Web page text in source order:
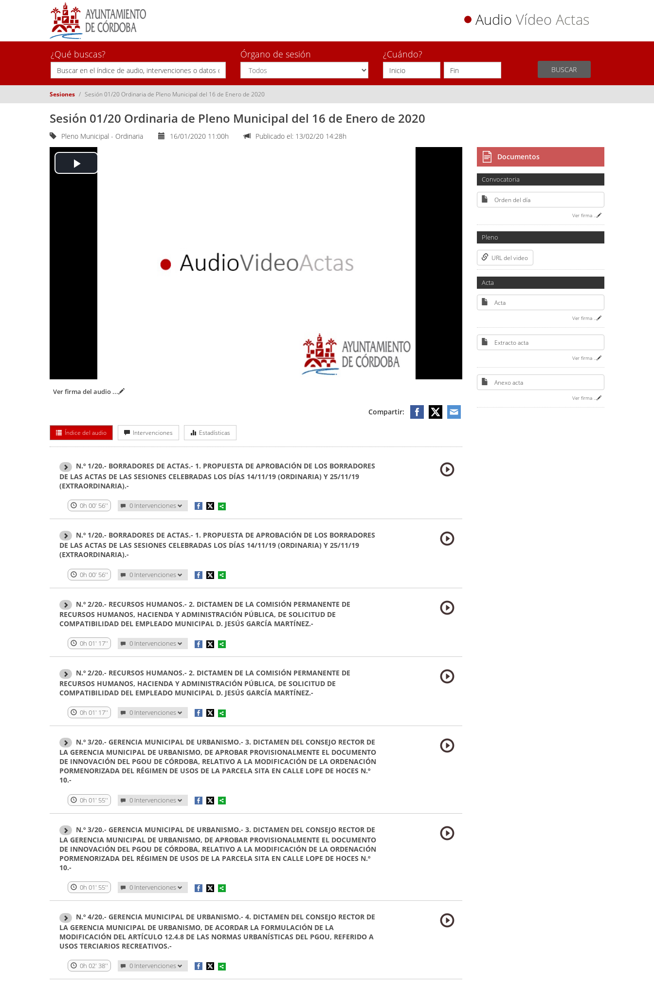
Audio Vídeo Actas
¿Qué buscas? Órgano de sesión ¿Cuándo?
BUSCAR
Sesiones Sesión 01/20 Ordinaria de Pleno Municipal del 16 de Enero de 2020
Sesión 01/20 Ordinaria de Pleno Municipal del 16 de Enero de 2020
Pleno Municipal - Ordinaria 16/01/2020 11:00h Publicado el: 13/02/20 14:28h
Play
Ver firma del audio ...
Compartir:
Índice del audio Intervenciones Estadísticas
N.º 1/20.- BORRADORES DE ACTAS.- 1. PROPUESTA DE APROBACIÓN DE LOS BORRADORES
DE LAS ACTAS DE LAS SESIONES CELEBRADAS LOS DÍAS 14/11/19 (ORDINARIA) Y 25/11/19
(EXTRAORDINARIA).-
0h 00' 56'' 0 Intervenciones
N.º 1/20.- BORRADORES DE ACTAS.- 1. PROPUESTA DE APROBACIÓN DE LOS BORRADORES
DE LAS ACTAS DE LAS SESIONES CELEBRADAS LOS DÍAS 14/11/19 (ORDINARIA) Y 25/11/19
(EXTRAORDINARIA).-
0h 00' 56'' 0 Intervenciones
N.º 2/20.- RECURSOS HUMANOS.- 2. DICTAMEN DE LA COMISIÓN PERMANENTE DE
RECURSOS HUMANOS, HACIENDA Y ADMINISTRACIÓN PÚBLICA, DE SOLICITUD DE
COMPATIBILIDAD DEL EMPLEADO MUNICIPAL D. JESÚS GARCÍA MARTÍNEZ.-
0h 01' 17'' 0 Intervenciones
N.º 2/20.- RECURSOS HUMANOS.- 2. DICTAMEN DE LA COMISIÓN PERMANENTE DE
RECURSOS HUMANOS, HACIENDA Y ADMINISTRACIÓN PÚBLICA, DE SOLICITUD DE
COMPATIBILIDAD DEL EMPLEADO MUNICIPAL D. JESÚS GARCÍA MARTÍNEZ.-
0h 01' 17'' 0 Intervenciones
N.º 3/20.- GERENCIA MUNICIPAL DE URBANISMO.- 3. DICTAMEN DEL CONSEJO RECTOR DE
LA GERENCIA MUNICIPAL DE URBANISMO, DE APROBAR PROVISIONALMENTE EL DOCUMENTO
DE INNOVACIÓN DEL PGOU DE CÓRDOBA, RELATIVO A LA MODIFICACIÓN DE LA ORDENACIÓN
PORMENORIZADA DEL RÉGIMEN DE USOS DE LA PARCELA SITA EN CALLE LOPE DE HOCES N.º
10.-
0h 01' 55'' 0 Intervenciones
N.º 3/20.- GERENCIA MUNICIPAL DE URBANISMO.- 3. DICTAMEN DEL CONSEJO RECTOR DE
LA GERENCIA MUNICIPAL DE URBANISMO, DE APROBAR PROVISIONALMENTE EL DOCUMENTO
DE INNOVACIÓN DEL PGOU DE CÓRDOBA, RELATIVO A LA MODIFICACIÓN DE LA ORDENACIÓN
PORMENORIZADA DEL RÉGIMEN DE USOS DE LA PARCELA SITA EN CALLE LOPE DE HOCES N.º
10.-
0h 01' 55'' 0 Intervenciones
N.º 4/20.- GERENCIA MUNICIPAL DE URBANISMO.- 4. DICTAMEN DEL CONSEJO RECTOR DE
LA GERENCIA MUNICIPAL DE URBANISMO, DE ACORDAR LA FORMULACIÓN DE LA
MODIFICACIÓN DEL ARTÍCULO 12.4.8 DE LAS NORMAS URBANÍSTICAS DEL PGOU, REFERIDO A
USOS TERCIARIOS RECREATIVOS.-
0h 02' 38'' 0 Intervenciones
Documentos
Convocatoria
Orden del día
Ver firma
Pleno
URL del video
Acta
Acta
Ver firma ...
Extracto acta
Ver firma ...
Anexo acta
Ver firma